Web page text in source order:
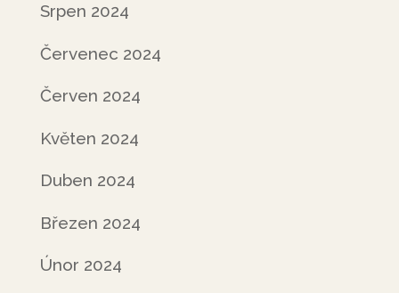
Srpen 2024
Červenec 2024
Červen 2024
Květen 2024
Duben 2024
Březen 2024
Únor 2024